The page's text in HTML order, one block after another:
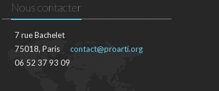
Nous contacter
7 rue Bachelet
75018, Paris
06 52 37 93 09
contact@proarti.org